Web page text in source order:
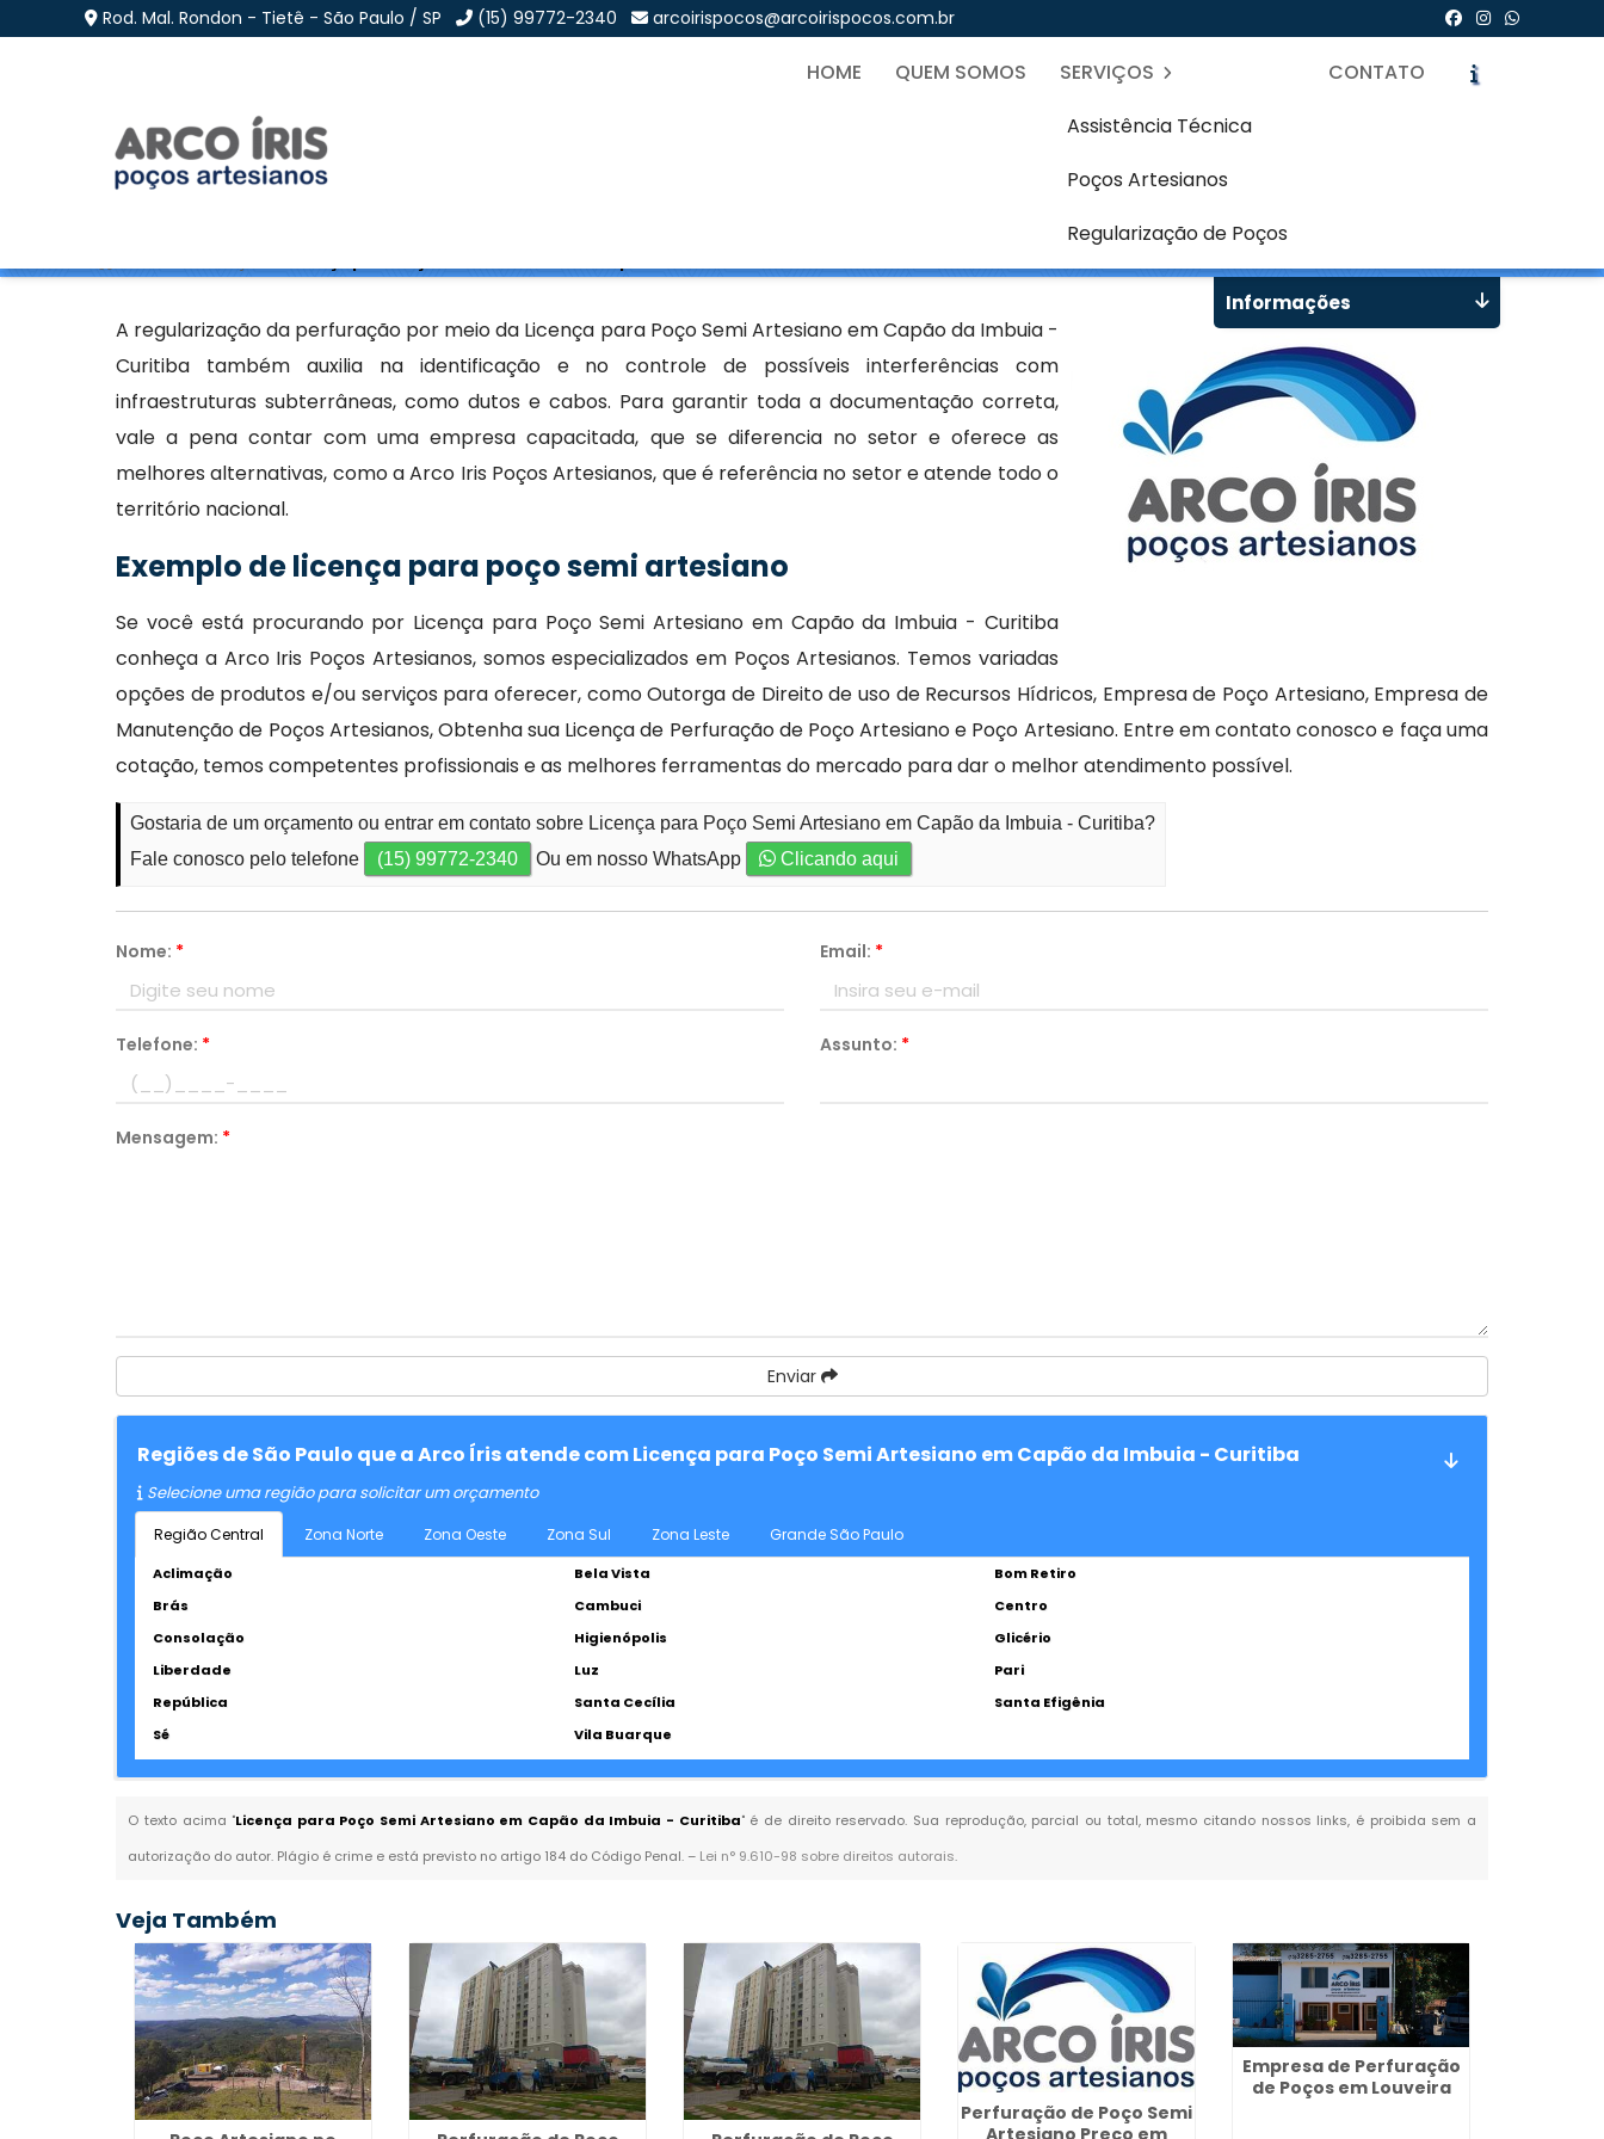
Rod. Mal. Rondon - Tietê - São Paulo / SP (15) 99772-2340 arcoirispocos@arcoirispocos.com.br
HOME QUEM SOMOS
SERVIÇOS
Assistência Técnica
Poços Artesianos
Regularização de Poços
CONTATO
Licença para Poço Semi Artesiano em Capão da Imbuia - Curitiba
A regularização da perfuração por meio da Licença para Poço Semi Artesiano em Capão da Imbuia -
Curitiba também auxilia na identificação e no controle de possíveis interferências com
infraestruturas subterrâneas, como dutos e cabos. Para garantir toda a documentação correta,
vale a pena contar com uma empresa capacitada, que se diferencia no setor e oferece as
melhores alternativas, como a Arco Iris Poços Artesianos, que é referência no setor e atende todo o
território nacional.
Exemplo de licença para poço semi artesiano
Se você está procurando por Licença para Poço Semi Artesiano em Capão da Imbuia - Curitiba
conheça a Arco Iris Poços Artesianos, somos especializados em Poços Artesianos. Temos variadas
opções de produtos e/ou serviços para oferecer, como Outorga de Direito de uso de Recursos Hídricos, Empresa de Poço Artesiano, Empresa de
Manutenção de Poços Artesianos, Obtenha sua Licença de Perfuração de Poço Artesiano e Poço Artesiano. Entre em contato conosco e faça uma
cotação, temos competentes profissionais e as melhores ferramentas do mercado para dar o melhor atendimento possível.
Gostaria de um orçamento ou entrar em contato sobre Licença para Poço Semi Artesiano em Capão da Imbuia - Curitiba?
Fale conosco pelo telefone
(15) 99772-2340 Ou em nosso WhatsApp Clicando aqui
Nome: * Email: *
Telefone: * Assunto: *
Mensagem: *
Enviar
Regiões de São Paulo que a Arco Íris atende com Licença para Poço Semi Artesiano em Capão da Imbuia - Curitiba
Selecione uma região para solicitar um orçamento
Região Central Zona Norte Zona Oeste Zona Sul Zona Leste Grande São Paulo
Aclimação Bela Vista
Bom Retiro
Brás
Cambuci
Centro
Consolação
Higienópolis
Glicério
Liberdade
Luz
Pari
República
Santa Cecília
Santa Efigênia
Sé
Vila Buarque
O texto acima "Licença para Poço Semi Artesiano em Capão da Imbuia - Curitiba" é de direito reservado. Sua reprodução, parcial ou total, mesmo citando nossos links, é proibida sem a
autorização do autor. Plágio é crime e está previsto no artigo 184 do Código Penal. – Lei n° 9.610-98 sobre direitos autorais.
Informações
Veja Também
Perfuração de Poço Semi
Artesiano Preço em
Empresa de Perfuração
de Poços em Louveira